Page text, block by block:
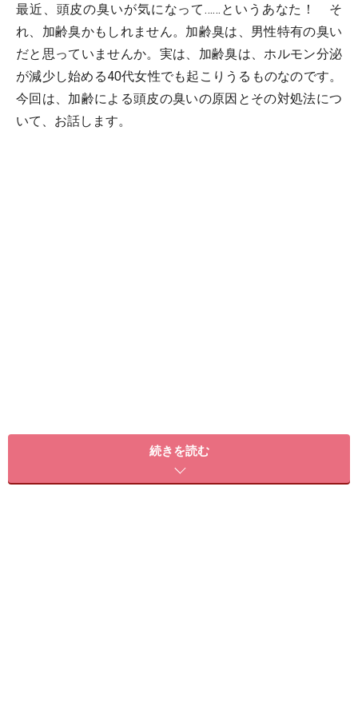
最近、頭皮の臭いが気になって……というあなた！ そ
れ、加齢臭かもしれません。加齢臭は、男性特有の臭い
だと思っていませんか。実は、加齢臭は、ホルモン分泌
が減少し始める40代女性でも起こりうるものなのです。
今回は、加齢による頭皮の臭いの原因とその対処法につ
いて、お話します。
そもそも、加齢臭って何？
続きを読む